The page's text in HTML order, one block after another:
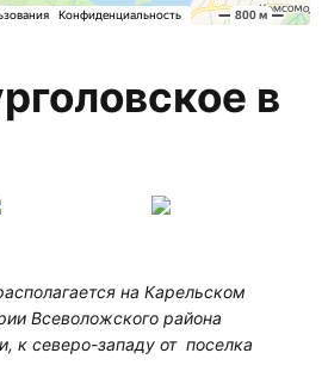
в
на Карельском
Всеволожского района
к северо-западу от поселка